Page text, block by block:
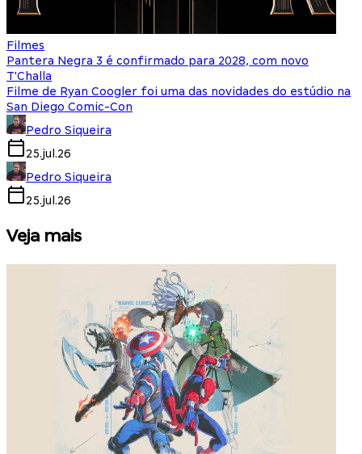
Filmes
Pantera Negra 3 é confirmado para 2028, com novo
T'Challa
Filme de Ryan Coogler foi uma das novidades do estúdio na
San Diego Comic-Con
Pedro Siqueira
25.jul.26
Pedro Siqueira
25.jul.26
Veja mais